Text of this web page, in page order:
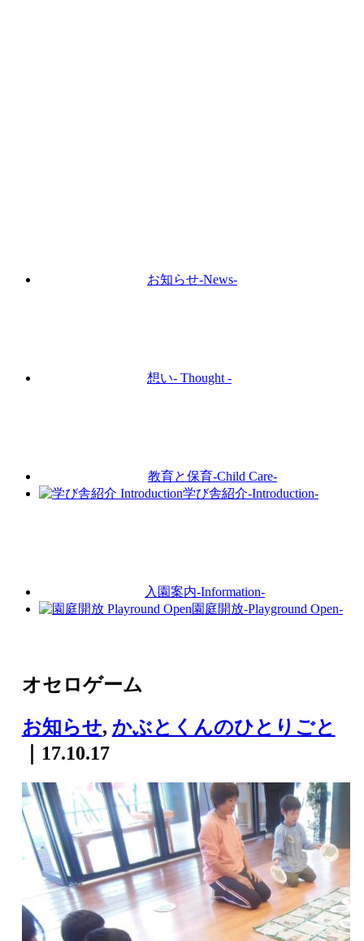
お知らせ-News-
想い- Thought -
教育と保育-Child Care-
学び舎紹介-Introduction-
入園案内-Information-
園庭開放-Playground Open-
オセロゲーム
お知らせ, かぶとくんのひとりごと
｜17.10.17